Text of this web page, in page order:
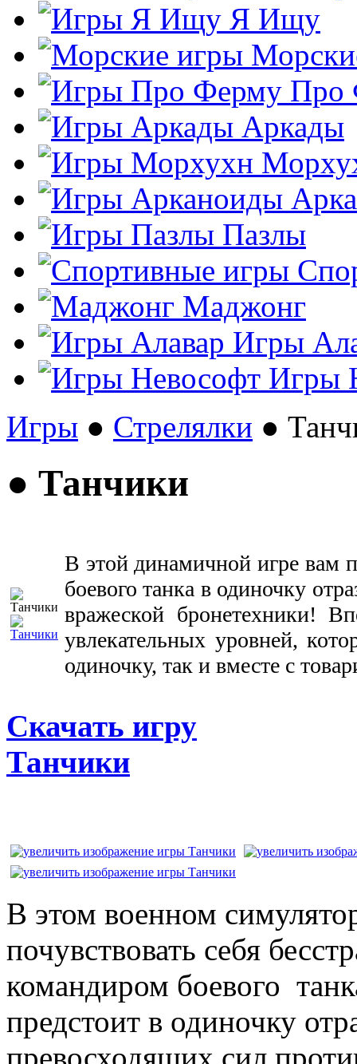
Я Ищу
Про
Аркады
Пазлы
Маджонг
Игры
Игры
Игры ● Стрелялки ●
● Танчики
В этой динамичной игре вам
боевого танка в одиночку
вражеской бронетехники!
увлекательных уровней,
одиночку, так и вместе с
Скачать игру
Танчики
В этом военном
почувствовать себя
командиром боевого
предстоит в одиночку